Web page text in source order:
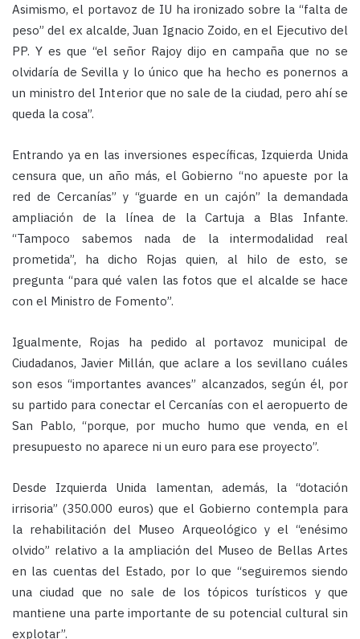
Asimismo, el portavoz de IU ha ironizado sobre la “falta de
peso” del ex alcalde, Juan Ignacio Zoido, en el Ejecutivo del
PP. Y es que “el señor Rajoy dijo en campaña que no se
olvidaría de Sevilla y lo único que ha hecho es ponernos a
un ministro del Interior que no sale de la ciudad, pero ahí se
queda la cosa”.
Entrando ya en las inversiones específicas, Izquierda Unida
censura que, un año más, el Gobierno “no apueste por la
red de Cercanías” y “guarde en un cajón” la demandada
ampliación de la línea de la Cartuja a Blas Infante.
“Tampoco sabemos nada de la intermodalidad real
prometida”, ha dicho Rojas quien, al hilo de esto, se
pregunta “para qué valen las fotos que el alcalde se hace
con el Ministro de Fomento”.
Igualmente, Rojas ha pedido al portavoz municipal de
Ciudadanos, Javier Millán, que aclare a los sevillano cuáles
son esos “importantes avances” alcanzados, según él, por
su partido para conectar el Cercanías con el aeropuerto de
San Pablo, “porque, por mucho humo que venda, en el
presupuesto no aparece ni un euro para ese proyecto”.
Desde Izquierda Unida lamentan, además, la “dotación
irrisoria” (350.000 euros) que el Gobierno contempla para
la rehabilitación del Museo Arqueológico y el “enésimo
olvido” relativo a la ampliación del Museo de Bellas Artes
en las cuentas del Estado, por lo que “seguiremos siendo
una ciudad que no sale de los tópicos turísticos y que
mantiene una parte importante de su potencial cultural sin
explotar”.